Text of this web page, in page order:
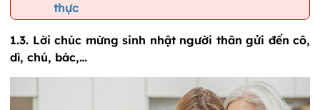
thực
1.3. Lời chúc mừng sinh nhật người thân gửi đến cô,
dì, chú, bác,…